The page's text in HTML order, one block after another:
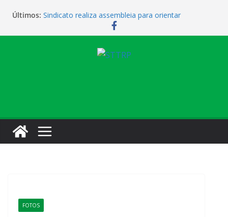
Últimos: Sindicato realiza assembleia para orientar
cobradores sobre novas possibilidades de
qualificação e recolocação profissional
Sindicato promove encontro para orientar
cobradores sobre qualificação e recolocação
FOTOS